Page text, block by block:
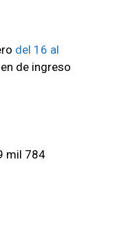
del 16 al
de ingreso
mil 784